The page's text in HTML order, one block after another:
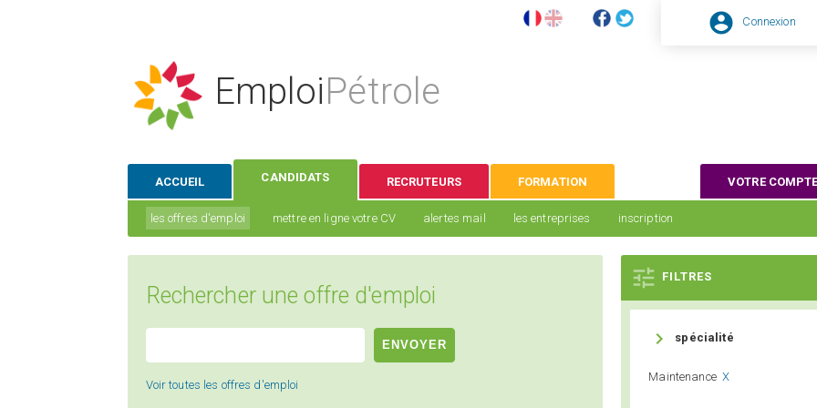
 Connexion
EmploiPétrole
ACCUEIL CANDIDATS RECRUTEURS FORMATION VOTRE
les offres d'emploi mettre en ligne votre CV alertes mail les entreprises inscription
Rechercher une offre d'emploi
Voir toutes les offres d'emploi
 FILTRES
 spécialité
MaintenanceX